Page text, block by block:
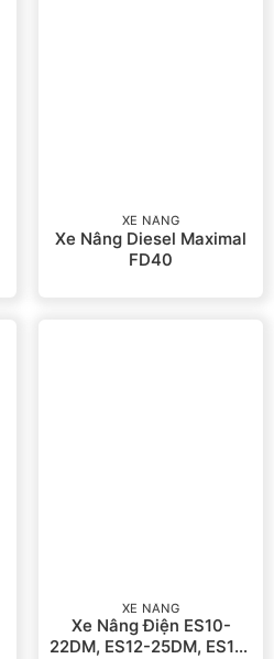
XE NÂNG
Xe Nâng Diesel Maximal
FD40
XE NÂNG
Xe Nâng Điện ES10-
22DM, ES12-25DM, ES15-